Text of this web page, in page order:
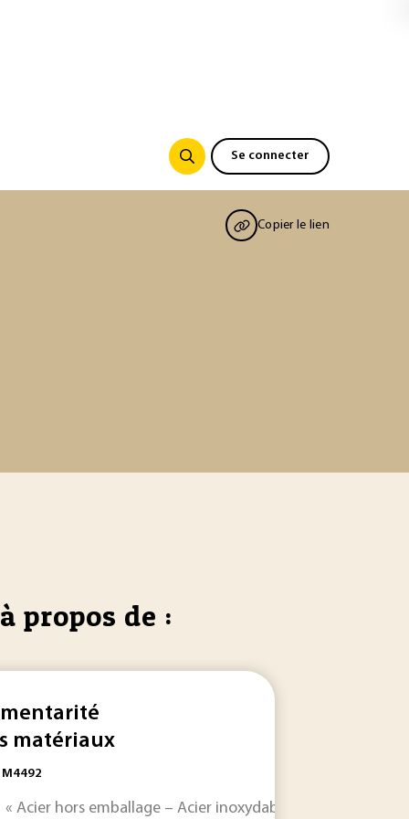
Se connecter
Copier le lien
propos de :
avec les denrées, produits etboissons
matériaux
M4492
« Acier hors emballage – Acier inoxydable destiné à